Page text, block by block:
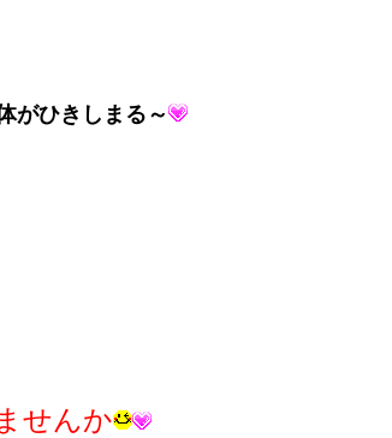
がひきしまる～
せんか